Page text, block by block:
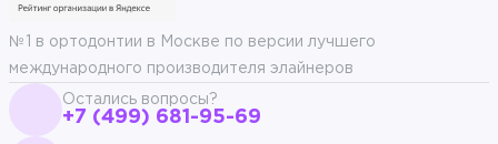
№1 в ортодонтии в Москве по версии лучшего
международного производителя элайнеров
Остались вопросы?
+7 (499) 681-95-69